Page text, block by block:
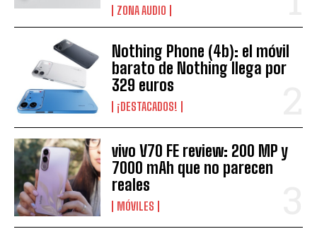
ZONA AUDIO
Nothing Phone (4b): el móvil
barato de Nothing llega por
329 euros
¡DESTACADOS!
vivo V70 FE review: 200 MP y
7000 mAh que no parecen
reales
MÓVILES